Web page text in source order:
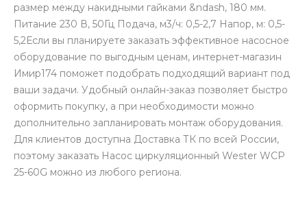
размер между накидными гайками &ndash, 180 мм.
Питание 230 В, 50Гц Подача, м3/ч: 0,5-2,7 Напор, м: 0,5-
5,2Если вы планируете заказать эффективное насосное
оборудование по выгодным ценам, интернет-магазин
Имир174 поможет подобрать подходящий вариант под
ваши задачи. Удобный онлайн-заказ позволяет быстро
оформить покупку, а при необходимости можно
дополнительно запланировать монтаж оборудования.
Для клиентов доступна Доставка ТК по всей России,
поэтому заказать Насос циркуляционный Wester WCP
25-60G можно из любого региона.